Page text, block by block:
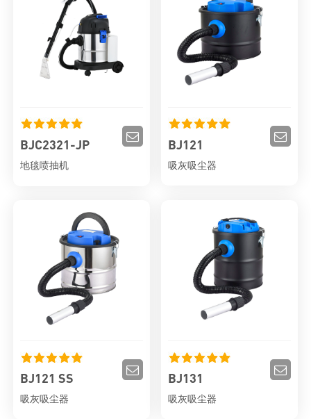
BJC2321-JP
地毯喷抽机
BJ121
吸灰吸尘器
BJ121 SS
吸灰吸尘器
BJ131
吸灰吸尘器